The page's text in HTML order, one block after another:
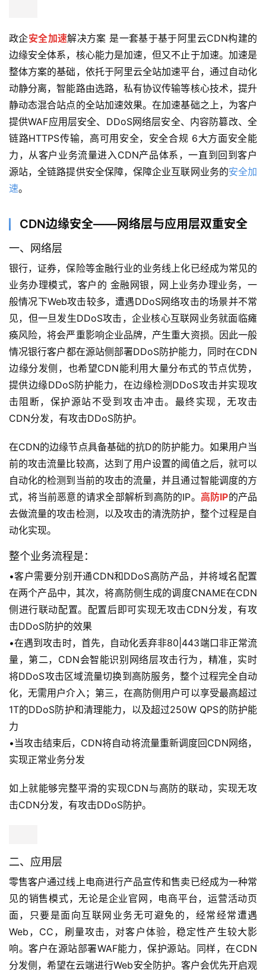
公
告
问
答
社
区
优
速
态
政企安全加速解决方案 是一套基于基于阿里云CDN构建的
边缘安全体系，核心能力是加速，但又不止于加速。加速是
整体方案的基础，依托于阿里云全站加速平台，通过自动化
动静分离，智能路由选路，私有协议传输等核心技术，提升
静动态混合站点的全站加速效果。在加速基础之上，为客户
提供WAF应用层安全、DDoS网络层安全、内容防篡改、全
链路HTTPS传输，高可用安全，安全合规 6大方面安全能
力，从客户业务流量进入CDN产品体系，一直到回到客户
源站，全链路提供安全保障，保障企业互联网业务的安全加
速。
CDN边缘安全——网络层与应用层双重安全
一、网络层
银行，证券，保险等金融行业的业务线上化已经成为常见的
业务办理模式，客户的 金融网银，网上业务办理业务，一
般情况下Web攻击较多，遭遇DDoS网络攻击的场景并不常
见，但一旦发生DDoS攻击，企业核心互联网业务就面临瘫
痪风险，将会严重影响企业品牌，产生重大资损。因此一般
情况银行客户都在源站侧部署DDoS防护能力，同时在CDN
边缘分发侧，也希望CDN能利用大量分布式的节点优势，
提供边缘DDoS防护能力，在边缘检测DDoS攻击并实现攻
击阻断，保护源站不受到攻击冲击。最终实现，无攻击
CDN分发，有攻击DDoS防护。
在CDN的边缘节点具备基础的抗D的防护能力。如果用户当
前的攻击流量比较高，达到了用户设置的阈值之后，就可以
自动化的检测到当前的攻击的流量，并且通过智能调度的方
式，将当前恶意的请求全部解析到高防的IP。 高防IP的产品
去做流量的攻击检测，以及攻击的清洗防护，整个过程是自
动化实现。
整个业务流程是：
•客户需要分别开通CDN和DDoS高防产品，并将域名配置
在两个产品中，其次，将高防侧生成的调度CNAME在CDN
侧进行联动配置。配置后即可实现无攻击CDN分发，有攻
击DDoS防护的效果
•在遇到攻击时，首先，自动化丢弃非80|443端口非正常流
量，第二，CDN会智能识别网络层攻击行为，精准，实时
将DDoS攻击区域流量切换到高防服务，整个过程完全自动
化，无需用户介入；第三，在高防侧用户可以享受最高超过
1T的DDoS防护和清理能力，以及超过250W QPS的防护能
力
•当攻击结束后，CDN将自动将流量重新调度回CDN网络，
实现正常业务分发
如上就能够完整平滑的实现CDN与高防的联动，实现无攻
击CDN分发，有攻击DDoS防护。
二、应用层
零售客户通过线上电商进行产品宣传和售卖已经成为一种常
见的销售模式，无论是企业官网，电商平台，运营活动页
面，只要是面向互联网业务无可避免的，经常经常遭遇
Web，CC，刷量攻击，对客户体验，稳定性产生较大影
响。客户在源站部署WAF能力，保护源站。同样，在CDN
分发侧，希望在云端进行Web安全防护。客户会优先开启观